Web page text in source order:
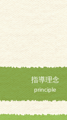
指導理念
principle